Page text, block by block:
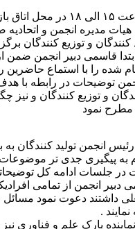
همچنین از ساعت ۱۵ الی
مدیره انجمن و
و توزیع کنندگان
قاسمی دبیر انجمن ضمن
شده را با استماع
توضیحات در رابطه با
و توزیع کنندگان و نیز
مطرح نمود
انجمن تولید کنندگان به
به پیگیری جدی تر
جلسات ادامه کل
دبیر انجمن از تمامی
داشتند دعوت نمود مسائل
.
پارک علم و فناوری